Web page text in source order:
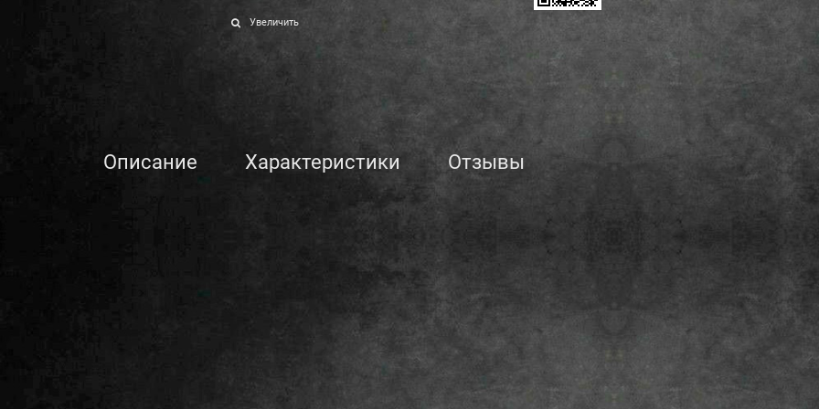
Увеличить
Описание Характеристики Отзывы